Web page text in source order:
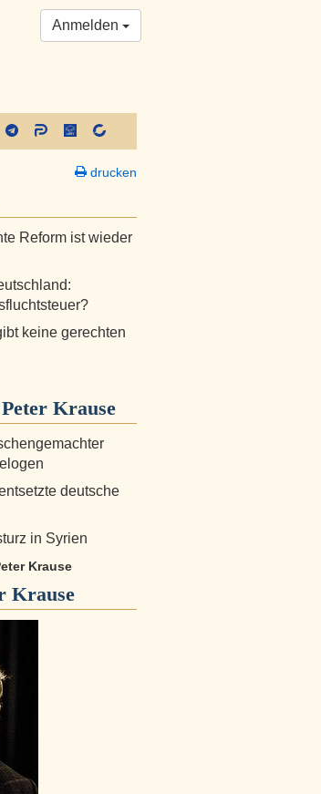
Anmelden
drucken
Reform ist wieder
keine gerechten
Krause
deutsche
in Syrien
Krause
Krause